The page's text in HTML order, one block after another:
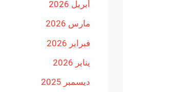
أبريل 2026
مارس 2026
فبراير 2026
يناير 2026
ديسمبر 2025